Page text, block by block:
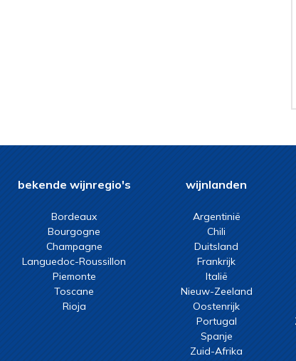
bekende wijnregio's
Bordeaux
Bourgogne
Champagne
Languedoc-Roussillon
Piemonte
Toscane
Rioja
wijnlanden
Argentinië
Chili
Duitsland
Frankrijk
Italië
Nieuw-Zeeland
Oostenrijk
Portugal
Spanje
Zuid-Afrika